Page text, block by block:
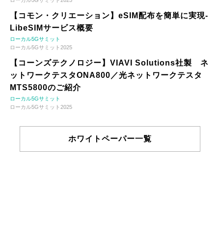
【コモン・クリエーション】eSIM配布を簡単に実現-
LibeSIMサービス概要
ローカル5Gサミット
ローカル5Gサミット2025
【コーンズテクノロジー】VIAVI Solutions社製 ネ
ットワークテスタONA800／光ネットワークテスタ
MTS5800のご紹介
ローカル5Gサミット
ローカル5Gサミット2025
ホワイトペーパー一覧